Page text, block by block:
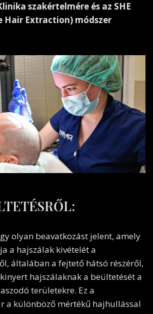
szakértelmére és az SHE
Hair Extraction) módszer
olyan beavatkozást jelent, amely
a hajszálak kivételét a
általában a fejtető hátsó részéről,
hajszálaknak a beültetését a
területekre. Ez a
a különböző mértékű hajhullással